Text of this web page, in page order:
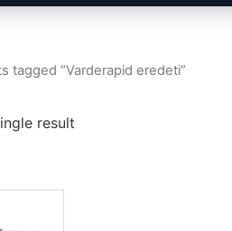
tagged “Varderapid eredeti”
result